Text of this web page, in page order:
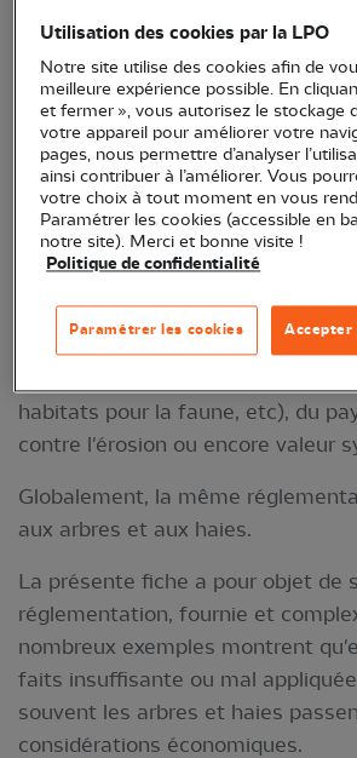
© Picography de
Les services rendus par les
habitats pour la faune, etc), du
contre l'érosion ou encore valeur
Globalement, la même
aux arbres et aux haies.
La présente fiche a pour objet de
réglementation, fournie et
nombreux exemples montrent
faits insuffisante ou mal
souvent les arbres et haies
considérations économiques.
Utilisation des cookies par la LPO
Notre site utilise des cookies afin de
meilleure expérience possible. En
et fermer », vous autorisez le stockage
votre appareil pour améliorer votre
pages, nous permettre d’analyser
ainsi contribuer à l’améliorer. Vous
votre choix à tout moment en vous
Paramétrer les cookies (accessible en
notre site). Merci et bonne visite !
Politique de confidentialité
Paramétrer les cookies